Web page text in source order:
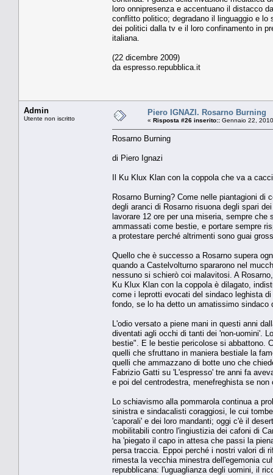
loro onnipresenza e accentuano il distacco
conflitto politico; degradano il linguaggio e
dei politici dalla tv e il loro confinamento in
italiana.
(22 dicembre 2009)
da espresso.repubblica.it
Admin
Utente non iscritto
Piero IGNAZI. Rosarno Burning
« Risposta #26 inserito:: Gennaio 22,
Rosarno Burning
di Piero Ignazi
Il Ku Klux Klan con la coppola che va a
Rosarno Burning? Come nelle piantagioni
degli aranci di Rosarno risuona degli spari
lavorare 12 ore per una miseria, sempre
ammassati come bestie, e portare sempre
a protestare perché altrimenti sono guai
Quello che è successo a Rosarno supera
quando a Castelvolturno spararono nel
nessuno si schierò coi malavitosi. A
Ku Klux Klan con la coppola è dilagato,
come i leprotti evocati del sindaco leghista
fondo, se lo ha detto un amatissimo
L'odio versato a piene mani in questi anni
diventati agli occhi di tanti dei 'non-uomini'.
bestie". E le bestie pericolose si abbattono.
quelli che sfruttano in maniera bestiale la
quelli che ammazzano di botte uno che
Fabrizio Gatti su 'L'espresso' tre anni fa
e poi del centrodestra, menefreghista se
Lo schiavismo alla pommarola continua a
sinistra e sindacalisti coraggiosi, le cui
'caporali' e dei loro mandanti; oggi c'è il
mobilitabili contro l'ingiustizia dei cafoni di
ha 'piegato il capo in attesa che passi la
persa traccia. Eppoi perché i nostri valori di
rimesta la vecchia minestra dell'egemonia
repubblicana: l'uguaglianza degli uomini, il